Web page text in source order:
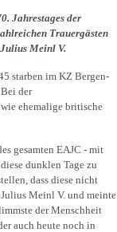
Jahrestages der
Trauergästen
Julius Meinl V.
starben im KZ Bergen-
der
ehemalige britische
gesamten EAJC - mit
dunklen Tage zu
dass diese nicht
Meinl V. und meinte
der Menschheit
auch heute noch in